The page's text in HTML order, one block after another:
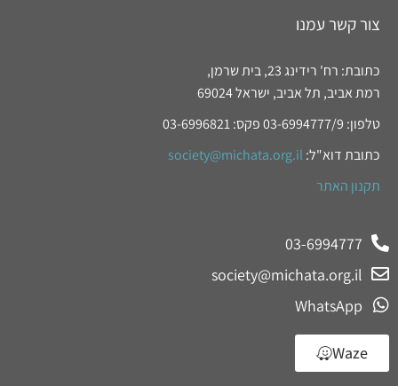
צור קשר עמנו
כתובת: רח' רידינג 23, בית שרמן,
רמת אביב, תל אביב, ישראל 69024
טלפון: 03-6994777/9 פקס: 03-6996821
כתובת דוא"ל: society@michata.org.il
תקנון האתר
03-6994777
society@michata.org.il
WhatsApp
Waze